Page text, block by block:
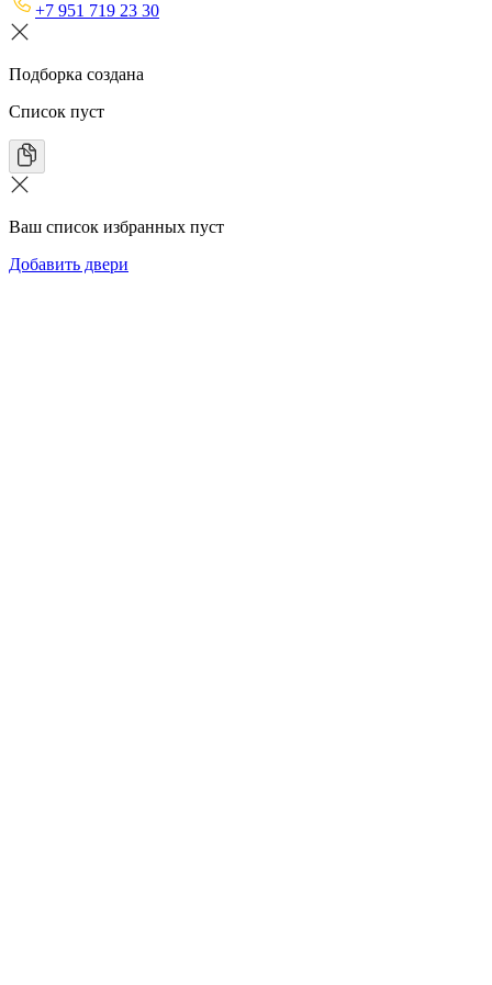
+7 951 719 23 30
Подборка создана
Список пуст
Ваш список избранных пуст
Добавить двери